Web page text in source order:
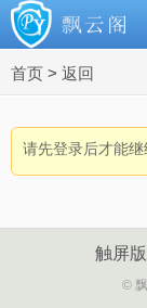
首页 > 返回
请先登录后才能
触屏版
©